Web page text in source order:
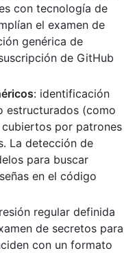
con tecnología de
el examen de
genérica de
de GitHub
: identificación
estructurados (como
por patrones
La detección de
para buscar
en el código
regular definida
de secretos para
con un formato